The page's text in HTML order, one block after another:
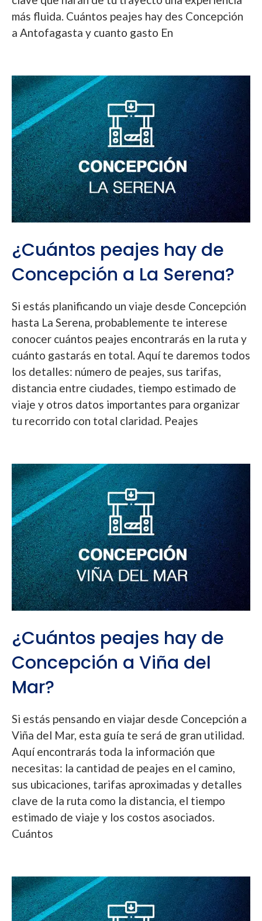
más fluida. Cuántos peajes hay des Concepción
a Antofagasta y cuanto gasto En
¿Cuántos peajes hay de
Concepción a La Serena?
Si estás planificando un viaje desde Concepción
hasta La Serena, probablemente te interese
conocer cuántos peajes encontrarás en la ruta y
cuánto gastarás en total. Aquí te daremos todos
los detalles: número de peajes, sus tarifas,
distancia entre ciudades, tiempo estimado de
viaje y otros datos importantes para organizar
tu recorrido con total claridad. Peajes
¿Cuántos peajes hay de
Concepción a Viña del
Mar?
Si estás pensando en viajar desde Concepción a
Viña del Mar, esta guía te será de gran utilidad.
Aquí encontrarás toda la información que
necesitas: la cantidad de peajes en el camino,
sus ubicaciones, tarifas aproximadas y detalles
clave de la ruta como la distancia, el tiempo
estimado de viaje y los costos asociados.
Cuántos